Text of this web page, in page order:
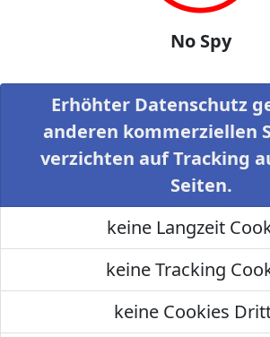
No Spy
Erhöhter Datenschutz
anderen kommerziellen
verzichten auf Tracking
Seiten.
keine Langzeit
keine Tracking
keine Cookies